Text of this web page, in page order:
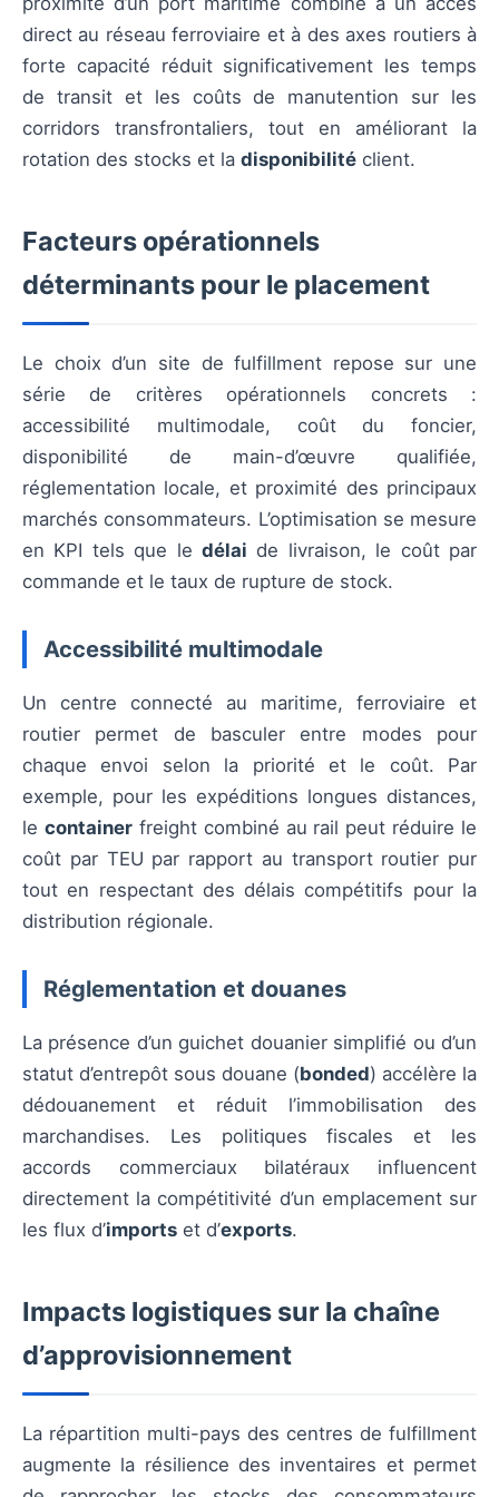
direct au réseau ferroviaire et à des axes routiers à
forte capacité réduit significativement les temps
de transit et les coûts de manutention sur les
corridors transfrontaliers, tout en améliorant la
rotation des stocks et la disponibilité client.
Facteurs opérationnels
déterminants pour le placement
Le choix d’un site de fulfillment repose sur une
série de critères opérationnels concrets :
accessibilité multimodale, coût du foncier,
disponibilité de main-d’œuvre qualifiée,
réglementation locale, et proximité des principaux
marchés consommateurs. L’optimisation se mesure
en KPI tels que le délai de livraison, le coût par
commande et le taux de rupture de stock.
Accessibilité multimodale
Un centre connecté au maritime, ferroviaire et
routier permet de basculer entre modes pour
chaque envoi selon la priorité et le coût. Par
exemple, pour les expéditions longues distances,
le containerfreight combiné au rail peut réduire le
coût par TEU par rapport au transport routier pur
tout en respectant des délais compétitifs pour la
distribution régionale.
Réglementation et douanes
La présence d’un guichet douanier simplifié ou d’un
statut d’entrepôt sous douane (bonded) accélère la
dédouanement et réduit l’immobilisation des
marchandises. Les politiques fiscales et les
accords commerciaux bilatéraux influencent
directement la compétitivité d’un emplacement sur
les flux d’imports et d’exports.
Impacts logistiques sur la chaîne
d’approvisionnement
La répartition multi-pays des centres de fulfillment
augmente la résilience des inventaires et permet